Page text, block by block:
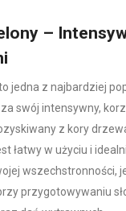
–
jedna z najbardziej
swój intensywny,
z kory
łatwy w użyciu i
wszechstronności,
przygotowywaniu